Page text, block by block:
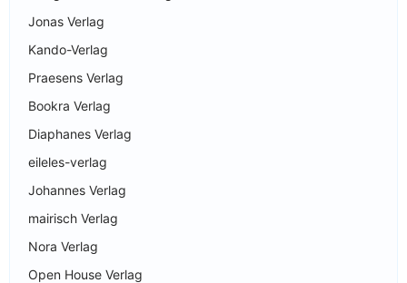
Jonas Verlag
Kando-Verlag
Praesens Verlag
Bookra Verlag
Diaphanes Verlag
eileles-verlag
Johannes Verlag
mairisch Verlag
Nora Verlag
Open House Verlag